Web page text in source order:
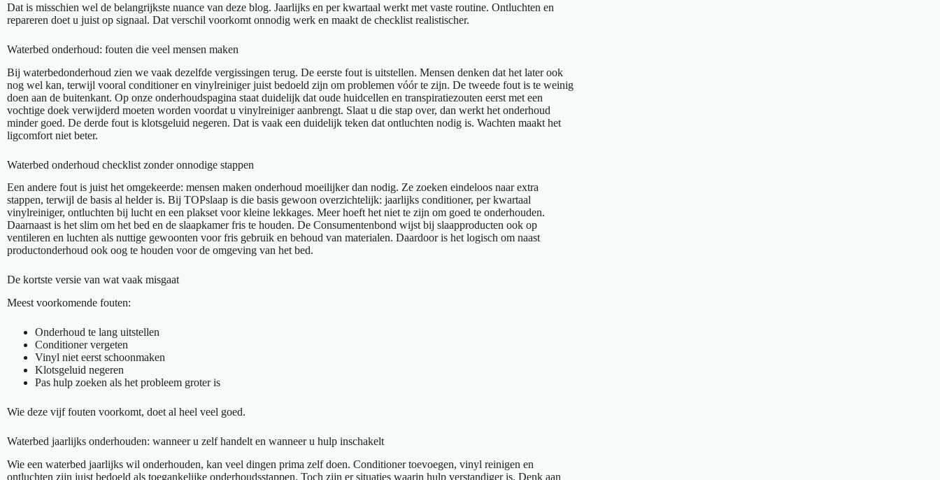
Dat is misschien wel de belangrijkste nuance van deze blog. Jaarlijks en per kwartaal werkt met vaste routine. Ontluchten en
repareren doet u juist op signaal. Dat verschil voorkomt onnodig werk en maakt de checklist realistischer.
Waterbed onderhoud: fouten die veel mensen maken
Bij waterbedonderhoud zien we vaak dezelfde vergissingen terug. De eerste fout is uitstellen. Mensen denken dat het later ook
nog wel kan, terwijl vooral conditioner en vinylreiniger juist bedoeld zijn om problemen vóór te zijn. De tweede fout is te weinig
doen aan de buitenkant. Op onze onderhoudspagina staat duidelijk dat oude huidcellen en transpiratiezouten eerst met een
vochtige doek verwijderd moeten worden voordat u vinylreiniger aanbrengt. Slaat u die stap over, dan werkt het onderhoud
minder goed. De derde fout is klotsgeluid negeren. Dat is vaak een duidelijk teken dat ontluchten nodig is. Wachten maakt het
ligcomfort niet beter.
Waterbed onderhoud checklist zonder onnodige stappen
Een andere fout is juist het omgekeerde: mensen maken onderhoud moeilijker dan nodig. Ze zoeken eindeloos naar extra
stappen, terwijl de basis al helder is. Bij TOPslaap is die basis gewoon overzichtelijk: jaarlijks conditioner, per kwartaal
vinylreiniger, ontluchten bij lucht en een plakset voor kleine lekkages. Meer hoeft het niet te zijn om goed te onderhouden.
Daarnaast is het slim om het bed en de slaapkamer fris te houden. De Consumentenbond wijst bij slaapproducten ook op
ventileren en luchten als nuttige gewoonten voor fris gebruik en behoud van materialen. Daardoor is het logisch om naast
productonderhoud ook oog te houden voor de omgeving van het bed.
De kortste versie van wat vaak misgaat
Meest voorkomende fouten:
Onderhoud te lang uitstellen
Conditioner vergeten
Vinyl niet eerst schoonmaken
Klotsgeluid negeren
Pas hulp zoeken als het probleem groter is
Wie deze vijf fouten voorkomt, doet al heel veel goed.
Waterbed jaarlijks onderhouden: wanneer u zelf handelt en wanneer u hulp inschakelt
Wie een waterbed jaarlijks wil onderhouden, kan veel dingen prima zelf doen. Conditioner toevoegen, vinyl reinigen en
ontluchten zijn juist bedoeld als toegankelijke onderhoudsstappen. Toch zijn er situaties waarin hulp verstandiger is. Denk aan